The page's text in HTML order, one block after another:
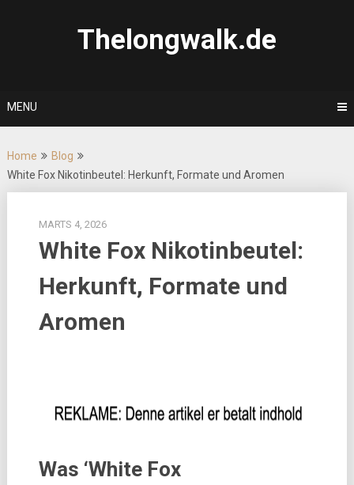
Thelongwalk.de
MENU
Home
Blog
White Fox Nikotinbeutel: Herkunft, Formate und Aromen
MARTS 4, 2026
White Fox Nikotinbeutel:
Herkunft, Formate und
Aromen
Was ‘White Fox